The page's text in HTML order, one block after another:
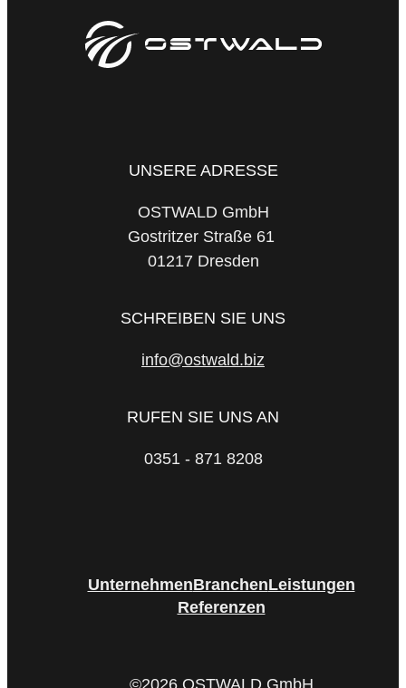
UNSERE ADRESSE
OSTWALD GmbH
Gostritzer Straße 61
01217 Dresden
SCHREIBEN SIE UNS
info@ostwald.biz
RUFEN SIE UNS AN
0351 - 871 8208
UnternehmenBranchenLeistungen
Referenzen
©2026 OSTWALD GmbH